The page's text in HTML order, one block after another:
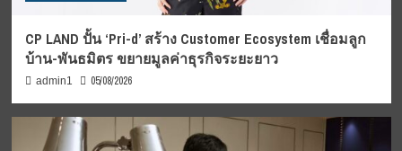
CP LAND ปั้น ‘Pri-d’ สร้าง Customer Ecosystem เชื่อมลูก
บ้าน-พันธมิตร ขยายมูลค่าธุรกิจระยะยาว
admin1 05/08/2026